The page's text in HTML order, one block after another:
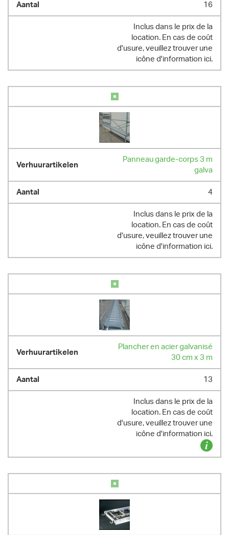
16
Inclus dans le prix de la
location. En cas de coût
d'usure, veuillez trouver une
icône d'information ici.
Panneau garde-corps 3 m
galva
4
Inclus dans le prix de la
location. En cas de coût
d'usure, veuillez trouver une
icône d'information ici.
Plancher en acier galvanisé
30 cm x 3 m
13
Inclus dans le prix de la
location. En cas de coût
d'usure, veuillez trouver une
icône d'information ici.